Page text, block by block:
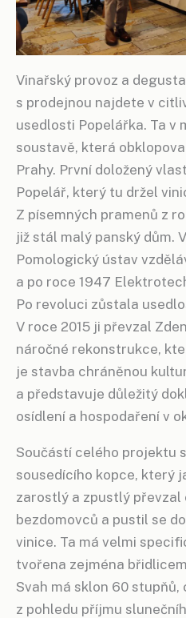
Vinařský provoz a
s prodejnou najdete v
usedlosti Popelářka. Ta v
soustavě, která
Prahy. První doložený
Popelář, který tu držel
Z písemných pramenů z
již stál malý panský dům.
Pomologický ústav
a po roce 1947
Po revoluci zůstala
V roce 2015 ji převzal
náročné rekonstrukce,
je stavba chráněnou
a představuje důležitý
osídlení a hospodaření v
Součástí celého projektu
sousedícího kopce, který
zarostlý a zpustlý převzal
bezdomovců a pustil se
vinice. Ta má velmi
tvořena zejména
Svah má sklon 60 stupňů,
z pohledu příjmu